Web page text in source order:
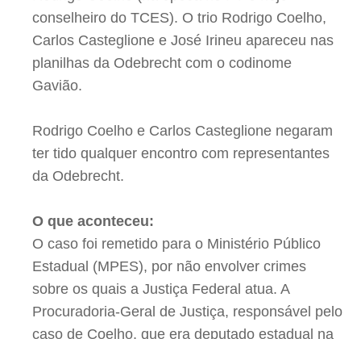
conselheiro do TCES). O trio Rodrigo Coelho,
Carlos Casteglione e José Irineu apareceu nas
planilhas da Odebrecht com o codinome
Gavião.
Rodrigo Coelho e Carlos Casteglione negaram
ter tido qualquer encontro com representantes
da Odebrecht.
O que aconteceu:
O caso foi remetido para o Ministério Público
Estadual (MPES), por não envolver crimes
sobre os quais a Justiça Federal atua. A
Procuradoria-Geral de Justiça, responsável pelo
caso de Coelho, que era deputado estadual na